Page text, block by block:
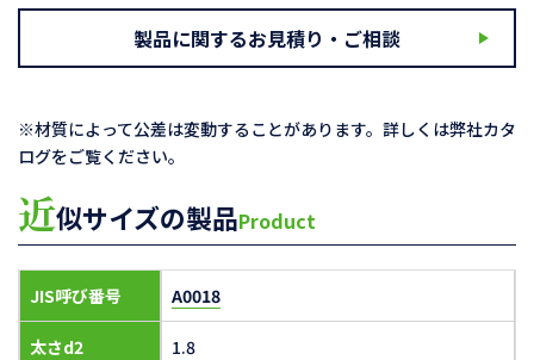
製品に関するお見積り・ご相談
※材質によって公差は変動することがあります。詳しくは弊社カタ
ログをご覧ください。
近似サイズの製品Product
JIS呼び番号
太さd2
A0018
1.8